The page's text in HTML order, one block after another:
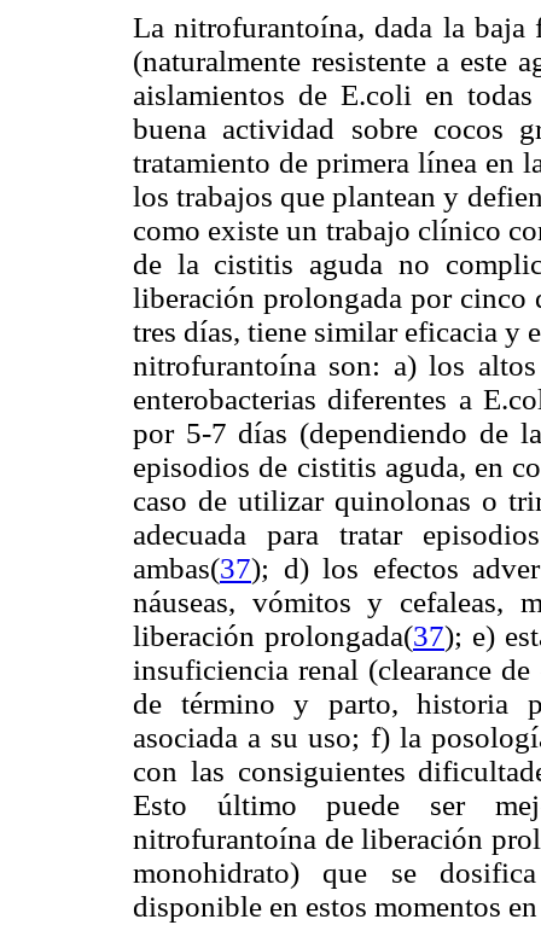
La nitrofurantoína, dada la baja
(naturalmente resistente a este
aislamientos de E.coli en
buena actividad sobre cocos
tratamiento de primera línea en
los trabajos que plantean y
como existe un trabajo clínico
de la cistitis aguda no
liberación prolongada por
tres días, tiene similar eficacia y
nitrofurantoína son: a) los
enterobacterias diferentes a
por 5-7 días (dependiendo de
episodios de cistitis aguda, en
caso de utilizar quinolonas o
adecuada para tratar
ambas(37); d) los efectos
náuseas, vómitos y cefaleas,
liberación prolongada(37); e)
insuficiencia renal (clearance
de término y parto, historia
asociada a su uso; f) la
con las consiguientes
Esto último puede ser
nitrofurantoína de liberación
monohidrato) que se
disponible en estos momentos